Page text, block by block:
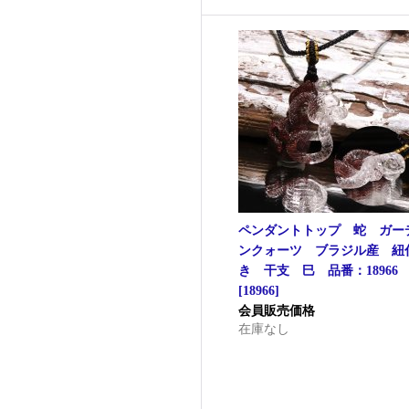
ペンダントトップ 蛇 ガー
ンクォーツ ブラジル産 紐
き 干支 巳 品番：18966
[18966]
会員販売価格
在庫なし